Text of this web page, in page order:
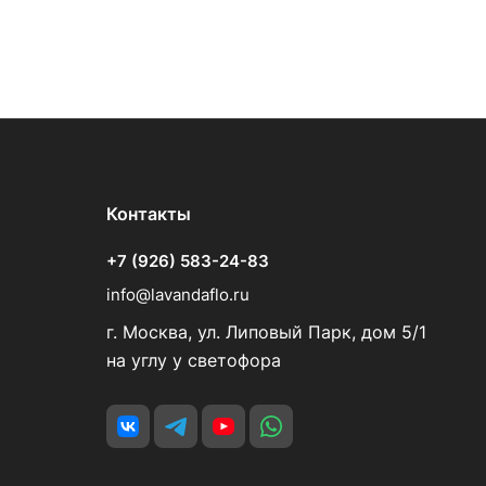
Контакты
+7 (926) 583-24-83
info@lavandaflo.ru
г. Москва, ул. Липовый Парк, дом 5/1
на углу у светофора